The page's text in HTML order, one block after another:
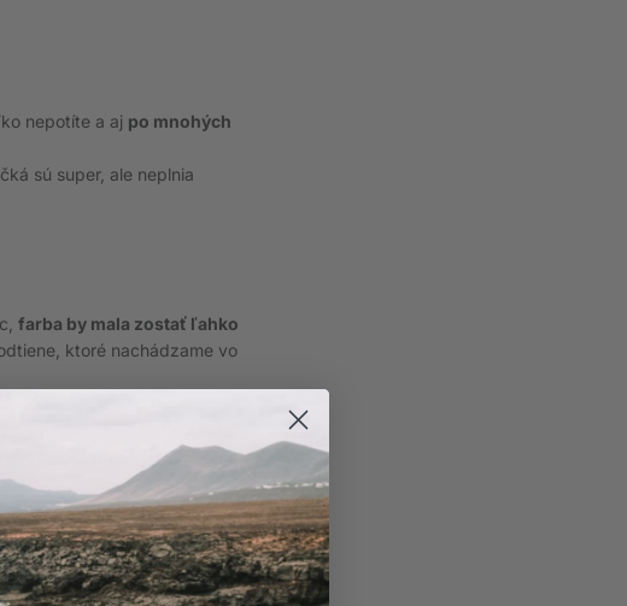
nepotíte a aj po mnohých
sú super, ale neplnia
farba by mala zostať ľahko
ktoré nachádzame vo
farbe a strihu, tým častejšie